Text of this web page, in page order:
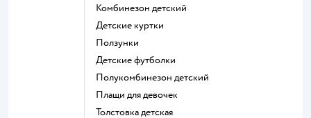
Комбинезон детский
Детские куртки
Ползунки
Детские футболки
Полукомбинезон детский
Плащи для девочек
Толстовка детская